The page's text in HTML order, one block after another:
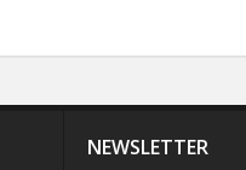
NEWSLETTER